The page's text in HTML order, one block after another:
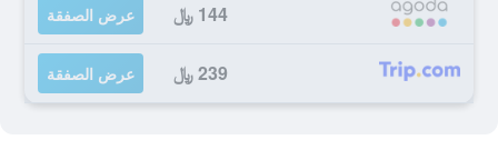
144 ﷼ عرض الصفقة
239 ﷼ عرض الصفقة